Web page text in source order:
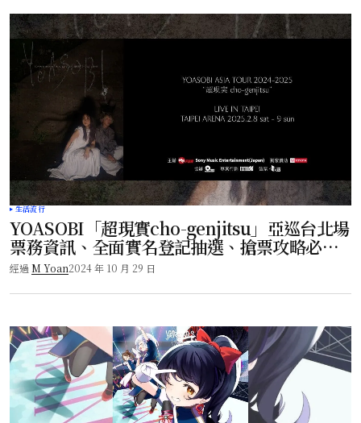
生活流行
YOASOBI「超現實cho-genjitsu」亞巡台北場
票務資訊、全面實名登記抽選、搶票攻略必
看！
經過 M Yoan2024 年 10 月 29 日